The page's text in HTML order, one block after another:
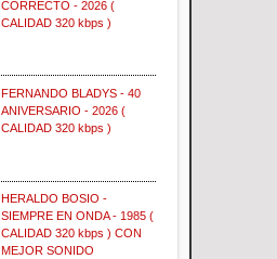
CORRECTO - 2026 (
CALIDAD 320 kbps )
FERNANDO BLADYS - 40
ANIVERSARIO - 2026 (
CALIDAD 320 kbps )
HERALDO BOSIO -
SIEMPRE EN ONDA - 1985 (
CALIDAD 320 kbps ) CON
MEJOR SONIDO